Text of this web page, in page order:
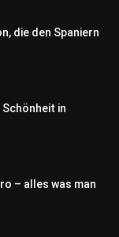
die den Spaniern
in
– alles was man